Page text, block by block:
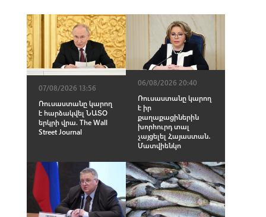
07/08/2026 13:56
Ռուսաստանը կարող
է հարձակվել ՆԱՏՕ
երկրի վրա. The Wall
Street Journal
06/08/2026 20:40
Ռուսաստանը կարող
է իր
քաղաքացիներին
խորհուրդ տալ
չայցելել Հայաստան․
Մատվիենկո